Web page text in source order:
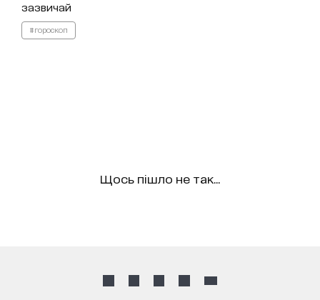
зазвичай
#гороскоп
Щось пішло не так...